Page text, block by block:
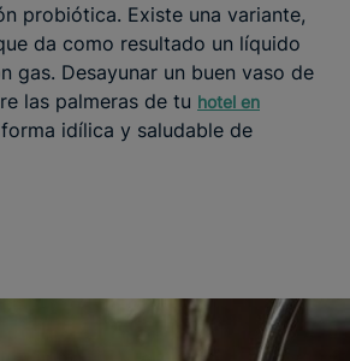
probiótica. Existe una variante,
da como resultado un líquido
gas. Desayunar un buen vaso de
las palmeras de tu hotel en
forma idílica y saludable de